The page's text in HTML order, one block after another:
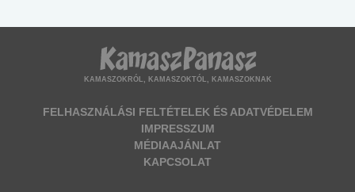
KAMASZOKRÓL, KAMASZOKTÓL, KAMASZOKNAK
FELHASZNÁLÁSI FELTÉTELEK ÉS ADATVÉDELEM
IMPRESSZUM
MÉDIAAJÁNLAT
KAPCSOLAT